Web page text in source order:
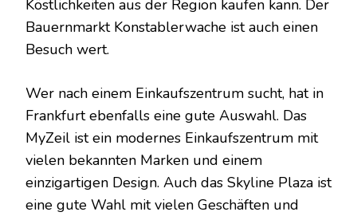
Köstlichkeiten aus der Region kaufen kann. Der
Bauernmarkt Konstablerwache ist auch einen
Besuch wert.
Wer nach einem Einkaufszentrum sucht, hat in
Frankfurt ebenfalls eine gute Auswahl. Das
MyZeil ist ein modernes Einkaufszentrum mit
vielen bekannten Marken und einem
einzigartigen Design. Auch das Skyline Plaza ist
eine gute Wahl mit vielen Geschäften und